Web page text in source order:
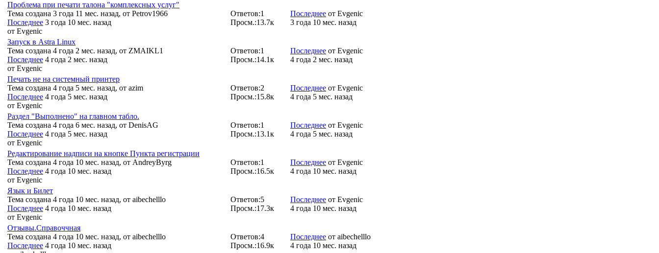
Проблема при печати талона "комплексных услуг"
Тема создана 3 года 11 мес. назад, от Petrov1966
Последнее 3 года 10 мес. назад
от Evgenic
Ответов:1
Просм.:13.7к
Последнее от Evgenic
3 года 10 мес. назад
Запуск в Astra Linux
Тема создана 4 года 2 мес. назад, от ZMAIKL1
Последнее 4 года 2 мес. назад
от Evgenic
Ответов:1
Просм.:14.1к
Последнее от Evgenic
4 года 2 мес. назад
Печать не на системный принтер
Тема создана 4 года 5 мес. назад, от azim
Последнее 4 года 5 мес. назад
от Evgenic
Ответов:2
Просм.:15.8к
Последнее от Evgenic
4 года 5 мес. назад
Раздел "Выполнено" на главном табло.
Тема создана 4 года 6 мес. назад, от DenisAG
Последнее 4 года 5 мес. назад
от Evgenic
Ответов:1
Просм.:13.1к
Последнее от Evgenic
4 года 5 мес. назад
Редактирование надписи на кнопке Пункта регистрации
Тема создана 4 года 10 мес. назад, от AndreyByrg
Последнее 4 года 10 мес. назад
от Evgenic
Ответов:1
Просм.:16.5к
Последнее от Evgenic
4 года 10 мес. назад
Язык и Билет
Тема создана 4 года 10 мес. назад, от aibechelllo
Последнее 4 года 10 мес. назад
от Evgenic
Ответов:5
Просм.:17.3к
Последнее от Evgenic
4 года 10 мес. назад
Отзывы.Справоччная
Тема создана 4 года 10 мес. назад, от aibechelllo
Последнее 4 года 10 мес. назад
Ответов:4
Просм.:16.9к
Последнее от aibechelllo
4 года 10 мес. назад